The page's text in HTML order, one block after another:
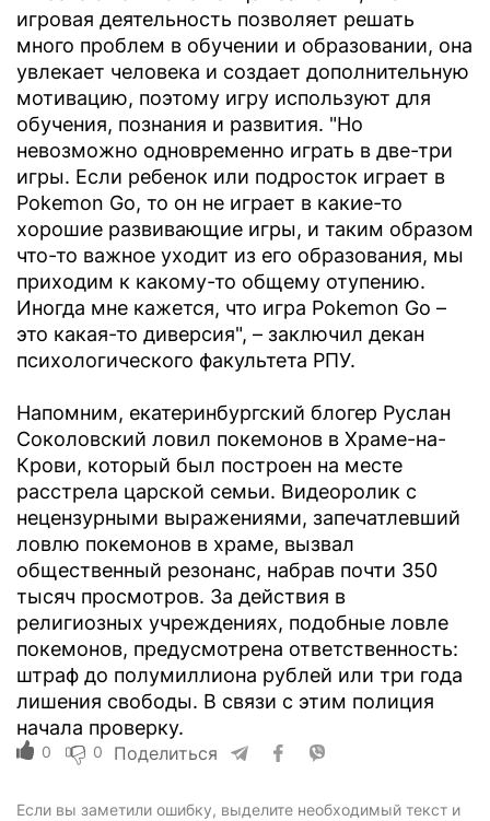
игровая деятельность позволяет решать
много проблем в обучении и образовании, она
увлекает человека и создает дополнительную
мотивацию, поэтому игру используют для
обучения, познания и развития. "Но
невозможно одновременно играть в две-три
игры. Если ребенок или подросток играет в
Pokemon Go, то он не играет в какие-то
хорошие развивающие игры, и таким образом
что-то важное уходит из его образования, мы
приходим к какому-то общему отупению.
Иногда мне кажется, что игра Pokemon Go –
это какая-то диверсия", – заключил декан
психологического факультета РПУ.
Напомним, екатеринбургский блогер Руслан
Соколовский ловил покемонов в Храме-на-
Крови, который был построен на месте
расстрела царской семьи. Видеоролик с
нецензурными выражениями, запечатлевший
ловлю покемонов в храме, вызвал
общественный резонанс, набрав почти 350
тысяч просмотров. За действия в
религиозных учреждениях, подобные ловле
покемонов, предусмотрена ответственность:
штраф до полумиллиона рублей или три года
лишения свободы. В связи с этим полиция
начала проверку.
0 0 Поделиться
Если вы заметили ошибку, выделите необходимый текст и